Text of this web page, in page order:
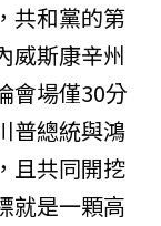
共和黨的第
威斯康辛州
會場僅30分
普總統與鴻
且共同開挖
就是一顆高